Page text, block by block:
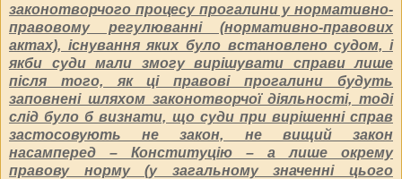
законотворчого процесу прогалини у нормативно-
правовому регулюванні (нормативно-правових
актах), існування яких було встановлено судом, і
якби суди мали змогу вирішувати справи лише
після того, як ці правові прогалини будуть
заповнені шляхом законотворчої діяльності, тоді
слід було б визнати, що суди при вирішенні справ
застосовують не закон, не вищий закон
насамперед – Конституцію – а лише окрему
правову норму (у загальному значенні цього